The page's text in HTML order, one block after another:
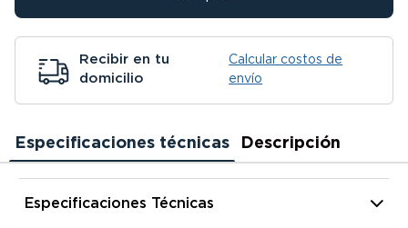
Recibir en tu
domicilio
Calcular costos de
envío
Especificaciones técnicas Descripción
Especificaciones Técnicas